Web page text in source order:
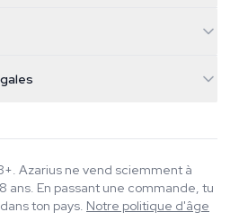
Azarius ne vend sciemment à
ans. En passant une commande, tu
ton pays. Notre politique d'âge